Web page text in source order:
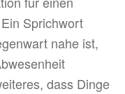
Sprichwort
nahe ist,
dass Dinge